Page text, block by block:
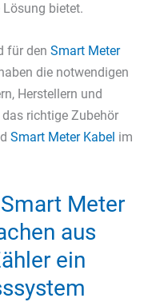
bietet.
für den Smart Meter
die notwendigen
Herstellern und
richtige Zubehör
Smart Meter Kabel im
Meter
aus
ein